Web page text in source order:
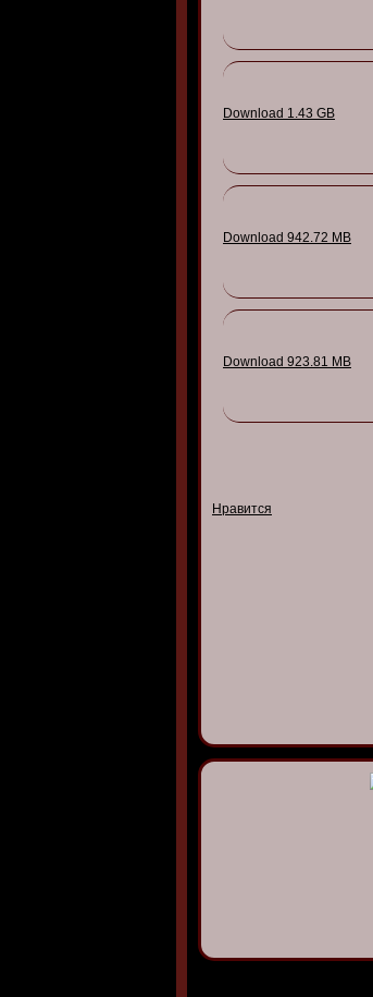
Download 1.43 GB
Download 942.72 MB
Download 923.81 MB
Нравится